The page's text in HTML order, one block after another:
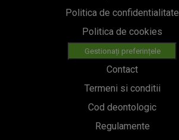
Politica de confidentialitate
Politica de cookies
Gestionați preferințele
Contact
Termeni si conditii
Cod deontologic
Regulamente